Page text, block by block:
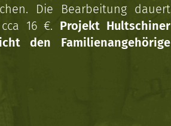
Die Bearbeitung dauert
16 €. Projekt Hultschiner
den Familienangehörige